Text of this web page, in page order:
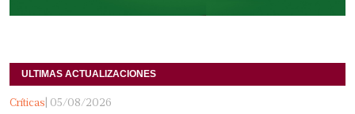
ULTIMAS ACTUALIZACIONES
Críticas | 05/08/2026